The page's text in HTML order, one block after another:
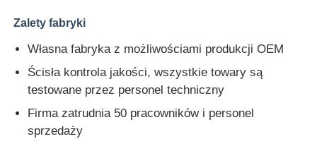
Ostrza kluczyka samochodowego
Frez kątowy jednostronny
Zalety fabryki
Własna fabryka z możliwościami produkcji OEM
Ścisła kontrola jakości, wszystkie towary są
testowane przez personel techniczny
Firma zatrudnia 50 pracowników i personel
sprzedaży